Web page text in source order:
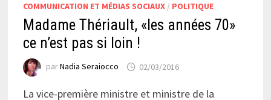
COMMUNICATION ET MÉDIAS SOCIAUX/ POLITIQUE
Madame Thériault, «les années 70»
ce n’est pas si loin !
parNadia Seraiocco 02/03/2016
La vice-première ministre et ministre de la